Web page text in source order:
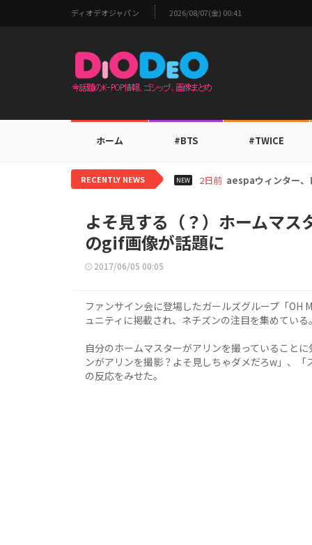
ディオデオジャパン 2026/08/07(金) 00:41
ホーム #BTS #TWICE
RECENTLY NEWS NEW 2日前 aespaウィンター、
よそ見する（？）ホームマス
のgif画像が話題に
2017/06/05 00:05
ファンサイン会に登場したガールズグループ「OH
ュニティに掲載され、ネチズンの注目を集めている
自分のホームマスターがアリンを撮っていること
ンがアリンを撮影？よそ見しちゃダメだろw」、
の反応をみせた。